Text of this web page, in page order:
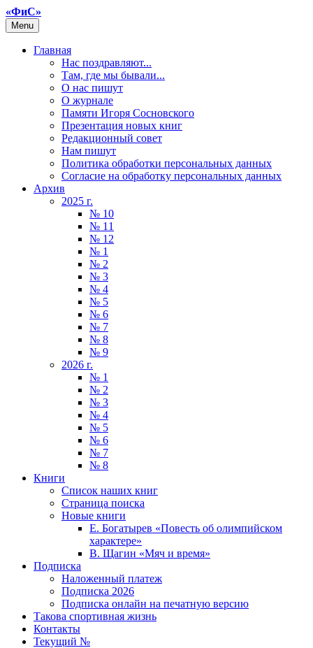
«ФиС»
Menu
Главная
Нас поздравляют...
Там, где мы бывали...
О нас пишут
О журнале
Памяти Игоря Сосновского
Презентация новых книг
Редакционный совет
Нам пишут
Политика обработки персональных данных
Согласие на обработку персональных данных
Архив
2025 г.
№ 10
№ 11
№ 12
№ 1
№ 2
№ 3
№ 4
№ 5
№ 6
№ 7
№ 8
№ 9
2026 г.
№ 1
№ 2
№ 3
№ 4
№ 5
№ 6
№ 7
№ 8
Книги
Список наших книг
Страница поиска
Новые книги
Е. Богатырев «Повесть об олимпийском
характере»
В. Щагин «Мяч и время»
Подписка
Наложенный платеж
Подписка 2026
Подписка онлайн на печатную версию
Такова спортивная жизнь
Контакты
Текущий №